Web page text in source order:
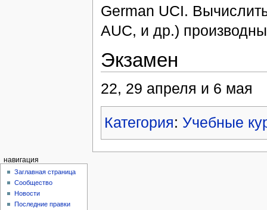
German UCI.
AUC, и др.)
Экзамен
22, 29 апреля и 6 мая
Категория: Учебные
навигация
Заглавная страница
Сообщество
Новости
Последние правки